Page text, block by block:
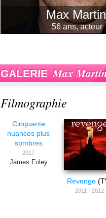
Max
56 ans, acteur
GALERIE Max
Filmographie
Cinquante
nuances plus
sombres
2017
James Foley
Revenge
2011 - 2012